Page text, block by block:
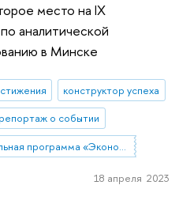
место на IX
аналитической
в Минске
конструктор успеха
репортаж о событии
Образовательная программа «Экономика и статистика»
18 апреля 2023